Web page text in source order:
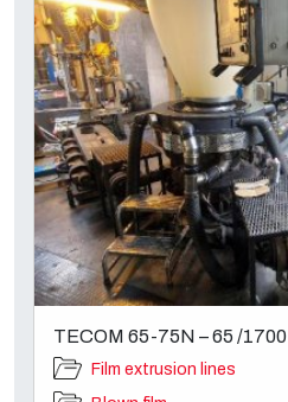
TECOM 65-75N – 65 /1700
Film extrusion lines